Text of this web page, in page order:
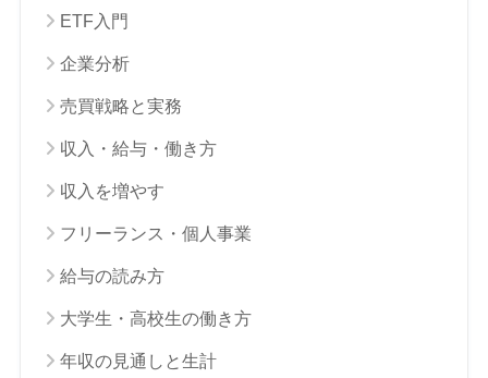
ETF入門
企業分析
売買戦略と実務
収入・給与・働き方
収入を増やす
フリーランス・個人事業
給与の読み方
大学生・高校生の働き方
年収の見通しと生計